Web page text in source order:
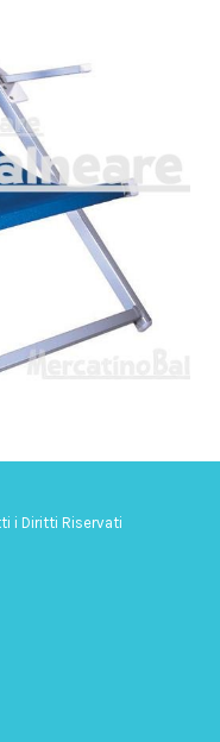
i Diritti Riservati